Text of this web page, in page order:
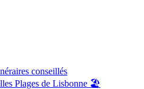
conseillés
Plages de Lisbonne 🏖️